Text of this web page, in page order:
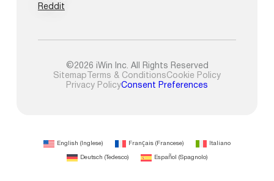
Reddit
©2026 iWin Inc. All Rights Reserved
Sitemap Terms & ConditionsCookie Policy
Privacy PolicyConsent Preferences
English ( Inglese) Français ( Francese) Italiano
Deutsch ( Tedesco) Español (Spagnolo)